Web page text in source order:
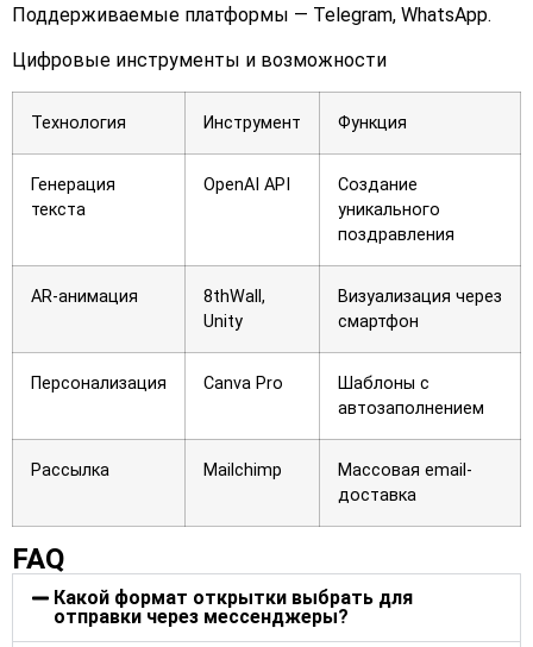
Поддерживаемые платформы — Telegram, WhatsApp.
Цифровые инструменты и возможности
Технология Инструмент Функция
Генерация
текста
OpenAI API
Создание
уникального
поздравления
AR-анимация
8thWall,
Unity
Визуализация через
смартфон
Персонализация Canva Pro
Шаблоны с
автозаполнением
Рассылка Mailchimp
Массовая email-
доставка
FAQ
Какой формат открытки выбрать для
отправки через мессенджеры?